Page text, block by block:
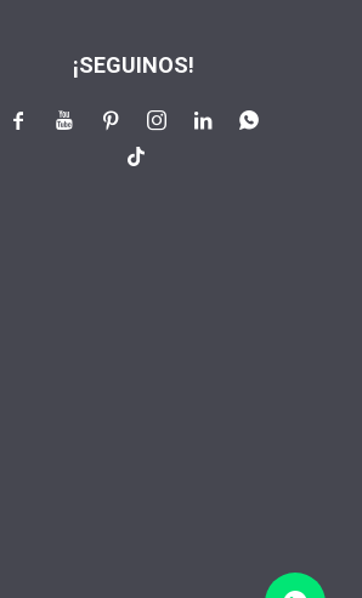
¡SEGUINOS!
    

